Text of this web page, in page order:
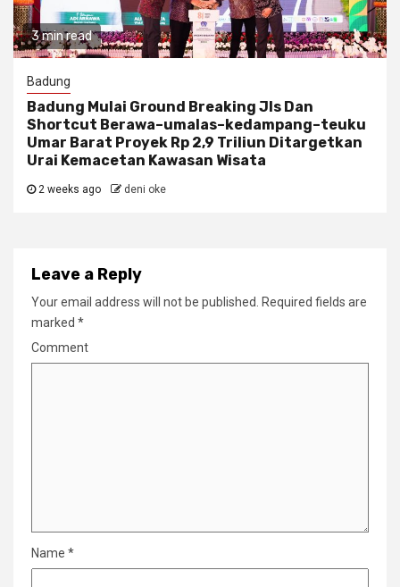
3 min read
Badung
Badung Mulai Ground Breaking Jls Dan
Shortcut Berawa–umalas–kedampang–teuku
Umar Barat Proyek Rp 2,9 Triliun Ditargetkan
Urai Kemacetan Kawasan Wisata
2 weeks ago deni oke
Leave a Reply
Your email address will not be published.
Required fields are
marked *
Comment
Name *